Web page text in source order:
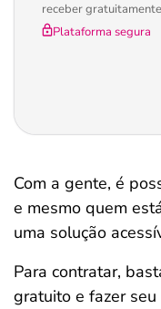
receber
Plataforma segura
Com a gente, é
e mesmo quem
uma solução
Para contratar,
gratuito e fazer